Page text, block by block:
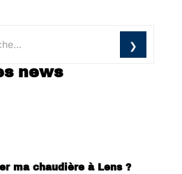
news
ma chaudière à Lens ?